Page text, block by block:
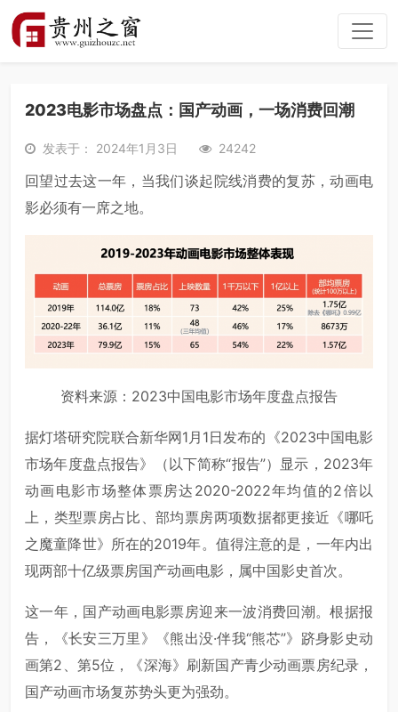
2023电影市场盘点：国产动画，一场消费回潮
发表于： 2024年1月3日 24242
回望过去这一年，当我们谈起院线消费的复苏，动画电
影必须有一席之地。
资料来源：2023中国电影市场年度盘点报告
据灯塔研究院联合新华网1月1日发布的《2023中国电影
市场年度盘点报告》（以下简称“报告”）显示，2023年
动画电影市场整体票房达2020-2022年均值的2倍以
上，类型票房占比、部均票房两项数据都更接近《哪吒
之魔童降世》所在的2019年。值得注意的是，一年内出
现两部十亿级票房国产动画电影，属中国影史首次。
这一年，国产动画电影票房迎来一波消费回潮。根据报
告，《长安三万里》《熊出没·伴我“熊芯”》跻身影史动
画第2、第5位，《深海》刷新国产青少动画票房纪录，
国产动画市场复苏势头更为强劲。